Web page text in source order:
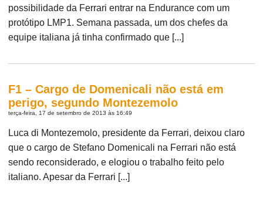
possibilidade da Ferrari entrar na Endurance com um
protótipo LMP1. Semana passada, um dos chefes da
equipe italiana já tinha confirmado que [...]
F1 – Cargo de Domenicali não está em
perigo, segundo Montezemolo
terça-feira, 17 de setembro de 2013 às 16:49
Luca di Montezemolo, presidente da Ferrari, deixou claro
que o cargo de Stefano Domenicali na Ferrari não está
sendo reconsiderado, e elogiou o trabalho feito pelo
italiano. Apesar da Ferrari [...]